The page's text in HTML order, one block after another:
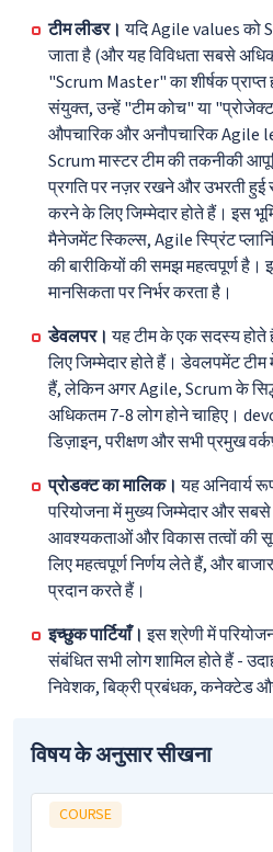
टीम लीडर। यदि Agile values को
जाता है (और यह विविधता सबसे
"Scrum Master" का शीर्षक
संयुक्त, उन्हें "टीम कोच" या
औपचारिक और अनौपचारिक Agile
Scrum मास्टर टीम की तकनीकी
प्रगति पर नज़र रखने और उभरती
करने के लिए जिम्मेदार होते हैं। इस
मैनेजमेंट स्किल्स, Agile स्प्रिंट
की बारीकियों की समझ महत्वपूर्ण
मानसिकता पर निर्भर करता है।
डेवलपर। यह टीम के एक सदस्य होते
लिए जिम्मेदार होते हैं। डेवलपमेंट
हैं, लेकिन अगर Agile, Scrum के
अधिकतम 7-8 लोग होने चाहिए।
डिज़ाइन, परीक्षण और सभी प्रमुख
प्रोडक्ट का मालिक। यह अनिवार्य
परियोजना में मुख्य जिम्मेदार और
आवश्यकताओं और विकास तत्वों की
लिए महत्वपूर्ण निर्णय लेते हैं, और
प्रदान करते हैं।
इच्छुक पार्टियाँ। इस श्रेणी में
संबंधित सभी लोग शामिल होते हैं -
निवेशक, बिक्री प्रबंधक, कनेक्टेड
विषय के अनुसार सीखना
COURSE